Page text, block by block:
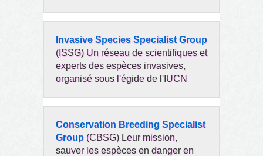
Invasive Species Specialist Group
(ISSG) Un réseau de scientifiques et
experts des espèces invasives,
organisé sous l'égide de l'IUCN
Conservation Breeding Specialist
Group (CBSG) Leur mission,
sauver les espèces en danger en